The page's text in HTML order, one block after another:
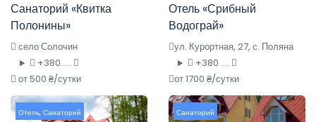
Санаторий «Квитка
Полонины»
село Солочин
+380 ....
от 500 ₴/сутки
Отель «Срибный
Водограй»
ул. Курортная, 27, с. Поляна
+380 ....
от 1700 ₴/сутки
Отель, Санаторий Санаторий